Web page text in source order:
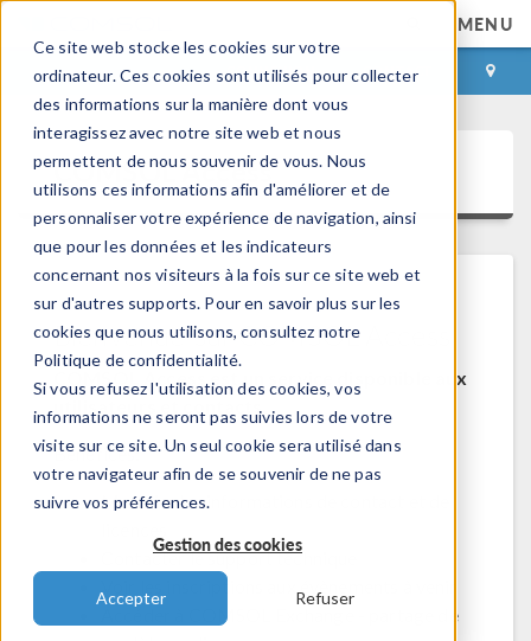
Ce site web stocke les cookies sur votre
ordinateur. Ces cookies sont utilisés pour collecter
des informations sur la manière dont vous
interagissez avec notre site web et nous
permettent de nous souvenir de vous. Nous
utilisons ces informations afin d'améliorer et de
personnaliser votre expérience de navigation, ainsi
que pour les données et les indicateurs
concernant nos visiteurs à la fois sur ce site web et
sur d'autres supports. Pour en savoir plus sur les
cookies que nous utilisons, consultez notre
Politique de confidentialité.
Si vous refusez l'utilisation des cookies, vos
informations ne seront pas suivies lors de votre
visite sur ce site. Un seul cookie sera utilisé dans
votre navigateur afin de se souvenir de ne pas
suivre vos préférences.
Gestion des cookies
Accepter Refuser
MENU
CONNEXION CONTACT
COMSOL Access
Bienvenue sur COMSOL Access
COMSOL Access est un service disponible aux
utilisateurs et contacts.
Bénéfices:
Modifier les informations de contact et de
Contacter le support technique
Voir les inscriptions aux évènements à venir
Accéder à COMSOL Exchange - partage de